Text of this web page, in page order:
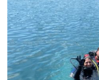
Plongeur N3
Maintien des acquis
Guide de
Initiateur